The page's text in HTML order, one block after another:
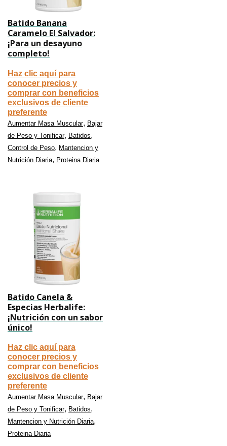
Batido Banana
Caramelo El Salvador:
¡Para un desayuno
completo!
Haz clic aquí para
conocer precios y
comprar con beneficios
exclusivos de cliente
preferente
Aumentar Masa Muscular, Bajar
de Peso y Tonificar, Batidos,
Control de Peso, Mantencion y
Nutrición Diaria, Proteina Diaria
Batido Canela &
Especias Herbalife:
¡Nutrición con un sabor
único!
Haz clic aquí para
conocer precios y
comprar con beneficios
exclusivos de cliente
preferente
Aumentar Masa Muscular, Bajar
de Peso y Tonificar, Batidos,
Mantencion y Nutrición Diaria,
Proteina Diaria